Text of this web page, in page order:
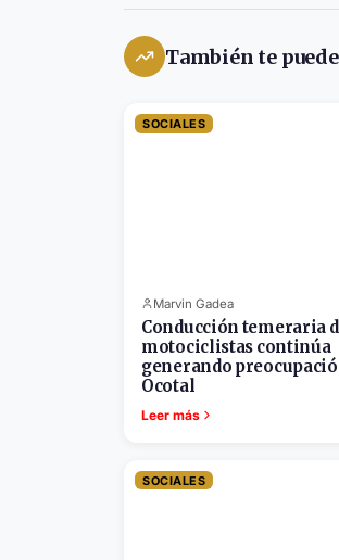
También te
SOCIALES
Marvin Gadea
Conducción temeraria
motociclistas continúa
generando
Ocotal
Leer más
SOCIALES